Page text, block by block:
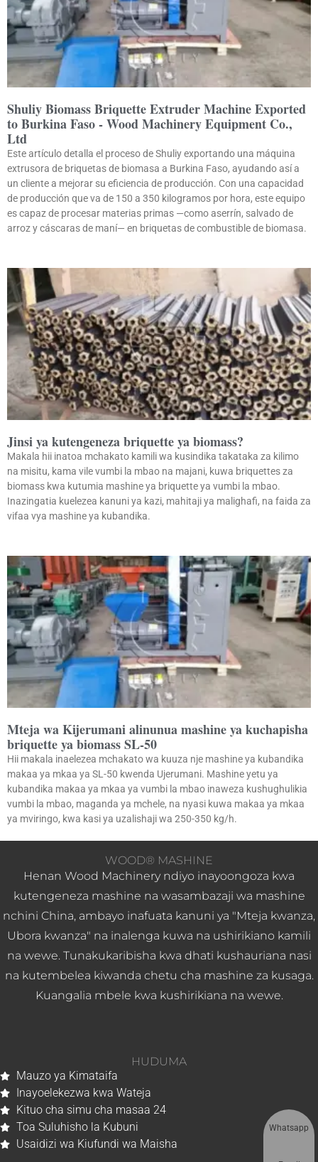
Shuliy Biomass Briquette Extruder Machine Exported
to Burkina Faso - Wood Machinery Equipment Co.,
Ltd
Este artículo detalla el proceso de Shuliy exportando una máquina
extrusora de briquetas de biomasa a Burkina Faso, ayudando así a
un cliente a mejorar su eficiencia de producción. Con una capacidad
de producción que va de 150 a 350 kilogramos por hora, este equipo
es capaz de procesar materias primas —como aserrín, salvado de
arroz y cáscaras de maní— en briquetas de combustible de biomasa.
Jinsi ya kutengeneza briquette ya biomass?
Makala hii inatoa mchakato kamili wa kusindika takataka za kilimo
na misitu, kama vile vumbi la mbao na majani, kuwa briquettes za
biomass kwa kutumia mashine ya briquette ya vumbi la mbao.
Inazingatia kuelezea kanuni ya kazi, mahitaji ya malighafi, na faida za
vifaa vya mashine ya kubandika.
Mteja wa Kijerumani alinunua mashine ya kuchapisha
briquette ya biomass SL-50
Hii makala inaelezea mchakato wa kuuza nje mashine ya kubandika
makaa ya mkaa ya SL-50 kwenda Ujerumani. Mashine yetu ya
kubandika makaa ya mkaa ya vumbi la mbao inaweza kushughulikia
vumbi la mbao, maganda ya mchele, na nyasi kuwa makaa ya mkaa
ya mviringo, kwa kasi ya uzalishaji wa 250-350 kg/h.
WOOD® MASHINE
Henan Wood Machinery ndiyo inayoongoza kwa
kutengeneza mashine na wasambazaji wa mashine
nchini China, ambayo inafuata kanuni ya "Mteja kwanza,
Ubora kwanza" na inalenga kuwa na ushirikiano kamili
na wewe. Tunakukaribisha kwa dhati kushauriana nasi
na kutembelea kiwanda chetu cha mashine za kusaga.
Kuangalia mbele kwa kushirikiana na wewe.
HUDUMA
Mauzo ya Kimataifa
Inayoelekezwa kwa Wateja
Kituo cha simu cha masaa 24
Toa Suluhisho la Kubuni
Usaidizi wa Kiufundi wa Maisha
Whatsapp